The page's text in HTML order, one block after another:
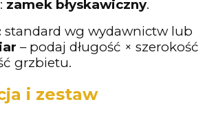
zamek błyskawiczny.
standard wg wydawnictw lub
– podaj długość × szerokość
grzbietu.
i zestaw